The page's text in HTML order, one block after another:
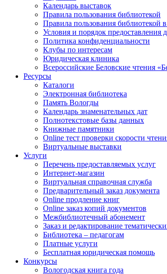
Календарь выставок
Правила пользования библиотекой
Правила пользования библиотекой
Условия и порядок предоставления
Политика конфиденциальности
Клубы по интересам
Юридическая клиника
Всероссийские Беловские чтения
Ресурсы
Каталоги
Электронная библиотека
Память Вологды
Календарь знаменательных дат
Полнотекстовые базы данных
Книжные памятники
Online тест проверки скорости
Виртуальные выставки
Услуги
Перечень предоставляемых услуг
Интернет-магазин
Виртуальная справочная служба
Предварительный заказ документа
Online продление книг
Online заказ копий документов
Межбиблиотечный абонемент
Заказ и редактирование
Библиотека – педагогам
Платные услуги
Бесплатная юридическая помощь
Конкурсы
Вологодская книга года